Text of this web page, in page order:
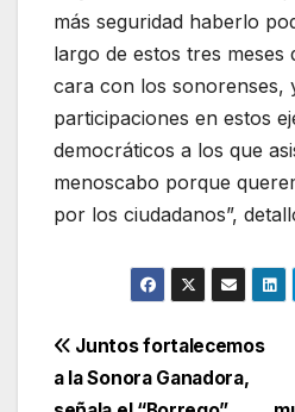
más seguridad haberlo
largo de estos tres meses
cara con los sonorenses,
participaciones en estos
democráticos a los que
menoscabo porque
por los ciudadanos”,
Navegación
de
Juntos fortalecemos
a la Sonora Ganadora,